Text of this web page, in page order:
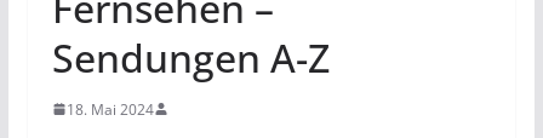
Sendungen A-Z
18. Mai 2024